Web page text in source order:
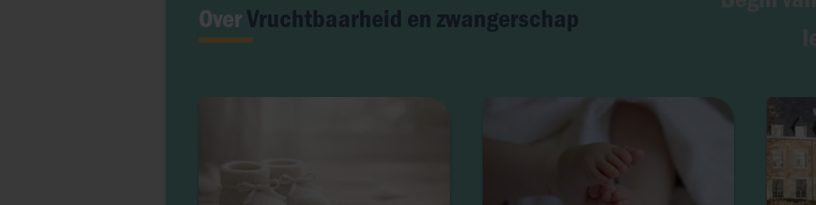
OverVruchtbaarheid en zwangerschap